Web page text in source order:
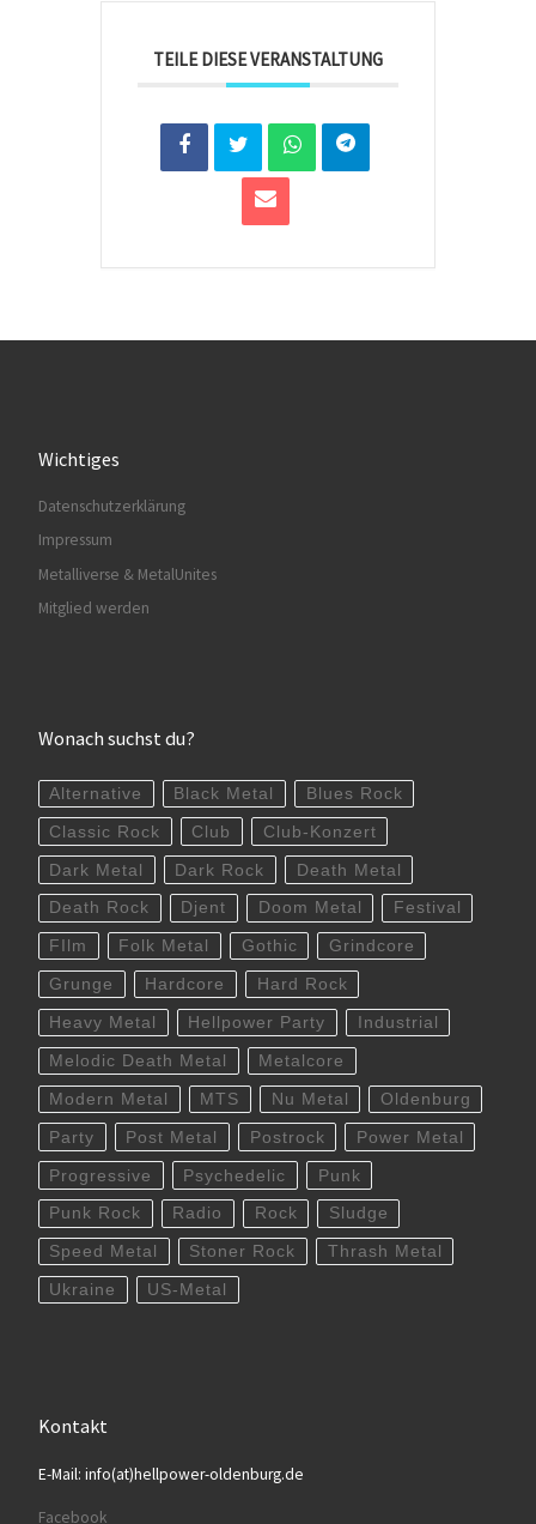
TEILE DIESE VERANSTALTUNG
Wichtiges
Datenschutzerklärung
Impressum
Metalliverse & MetalUnites
Mitglied werden
Wonach suchst du?
Alternative Black Metal Blues Rock
Classic Rock Club Club-Konzert
Dark Metal Dark Rock Death Metal
Death Rock Djent Doom Metal Festival
FIlm Folk Metal Gothic Grindcore
Grunge Hardcore Hard Rock
Heavy Metal Hellpower Party Industrial
Melodic Death Metal Metalcore
Modern Metal MTS Nu Metal Oldenburg
Party Post Metal Postrock Power Metal
Progressive Psychedelic Punk
Punk Rock Radio Rock Sludge
Speed Metal Stoner Rock Thrash Metal
Ukraine US-Metal
Kontakt
E-Mail: info(at)hellpower-oldenburg.de
Facebook